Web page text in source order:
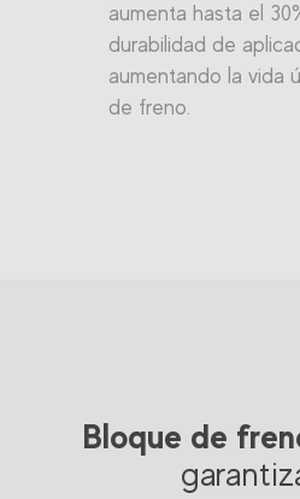
aumenta hasta el
durabilidad de
aumentando la vida
de freno.
Bloque de